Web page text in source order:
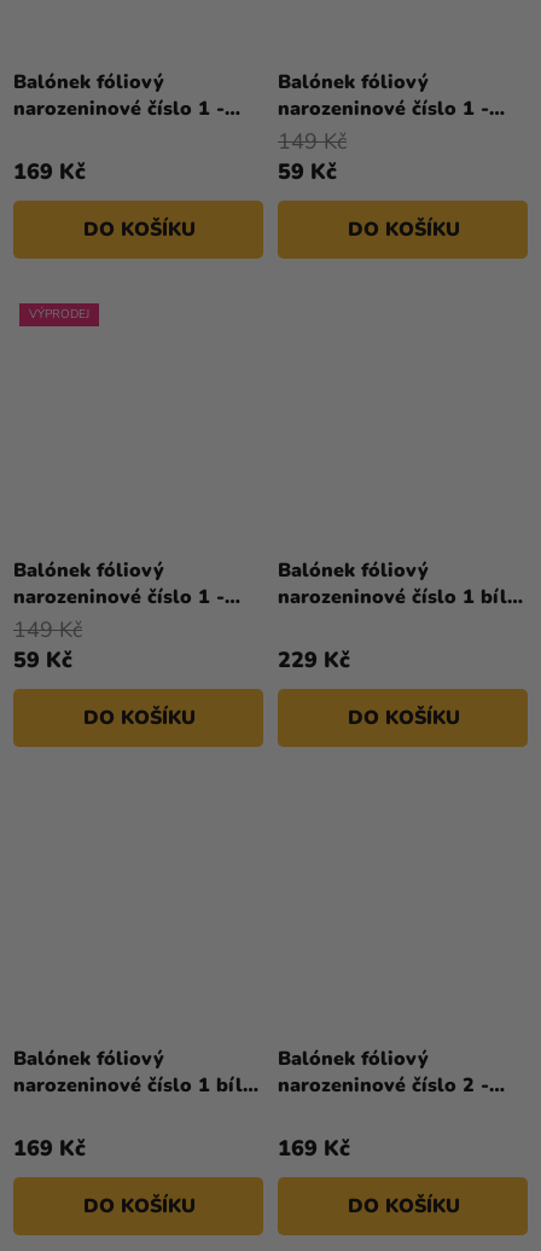
Balónek fóliový
narozeninové číslo 1 -
169 Kč
DO KOŠÍKU
Balónek fóliový
narozeninové číslo 1 -
stříbrný 86cm
59 Kč
149 Kč
DO KOŠÍKU
VÝPRODEJ
Balónek fóliový
narozeninové číslo 1 -
zlatý 86 cm
hodnocení
produktu
5
hvězdiček.
59 Kč
149 Kč
DO KOŠÍKU
Balónek fóliový
narozeninové číslo 1 bílý
229 Kč
DO KOŠÍKU
Balónek fóliový
narozeninové číslo 1 bílý
169 Kč
DO KOŠÍKU
Balónek fóliový
narozeninové číslo 2 -
169 Kč
DO KOŠÍKU